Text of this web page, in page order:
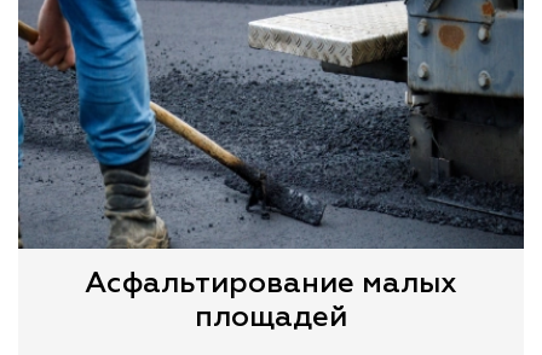
Асфальтирование малых
площадей